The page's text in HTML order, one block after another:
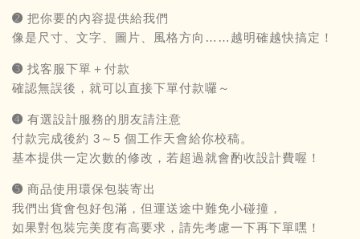
➋ 把你要的內容提供給我們
像是尺寸、文字、圖片、風格方向……越明確越快搞定！
➌ 找客服下單＋付款
確認無誤後，就可以直接下單付款囉～
➍ 有選設計服務的朋友請注意
付款完成後約 3～5 個工作天會給你校稿。
基本提供一定次數的修改，若超過就會酌收設計費喔！
➎ 商品使用環保包裝寄出
我們出貨會包好包滿，但運送途中難免小碰撞，
如果對包裝完美度有高要求，請先考慮一下再下單嘿！